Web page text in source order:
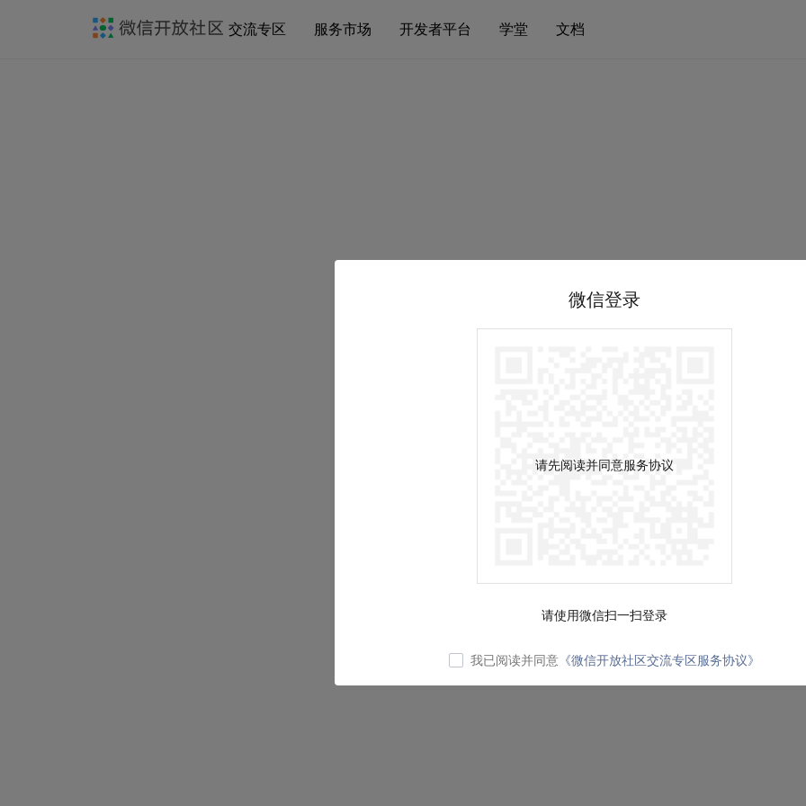
交流专区 服务市场 开发者平台 学堂 文档
微信登录
请先阅读并同意服务协议
请使用微信扫一扫登录
我已阅读并同意 《微信开放社区交流专区服务协议》